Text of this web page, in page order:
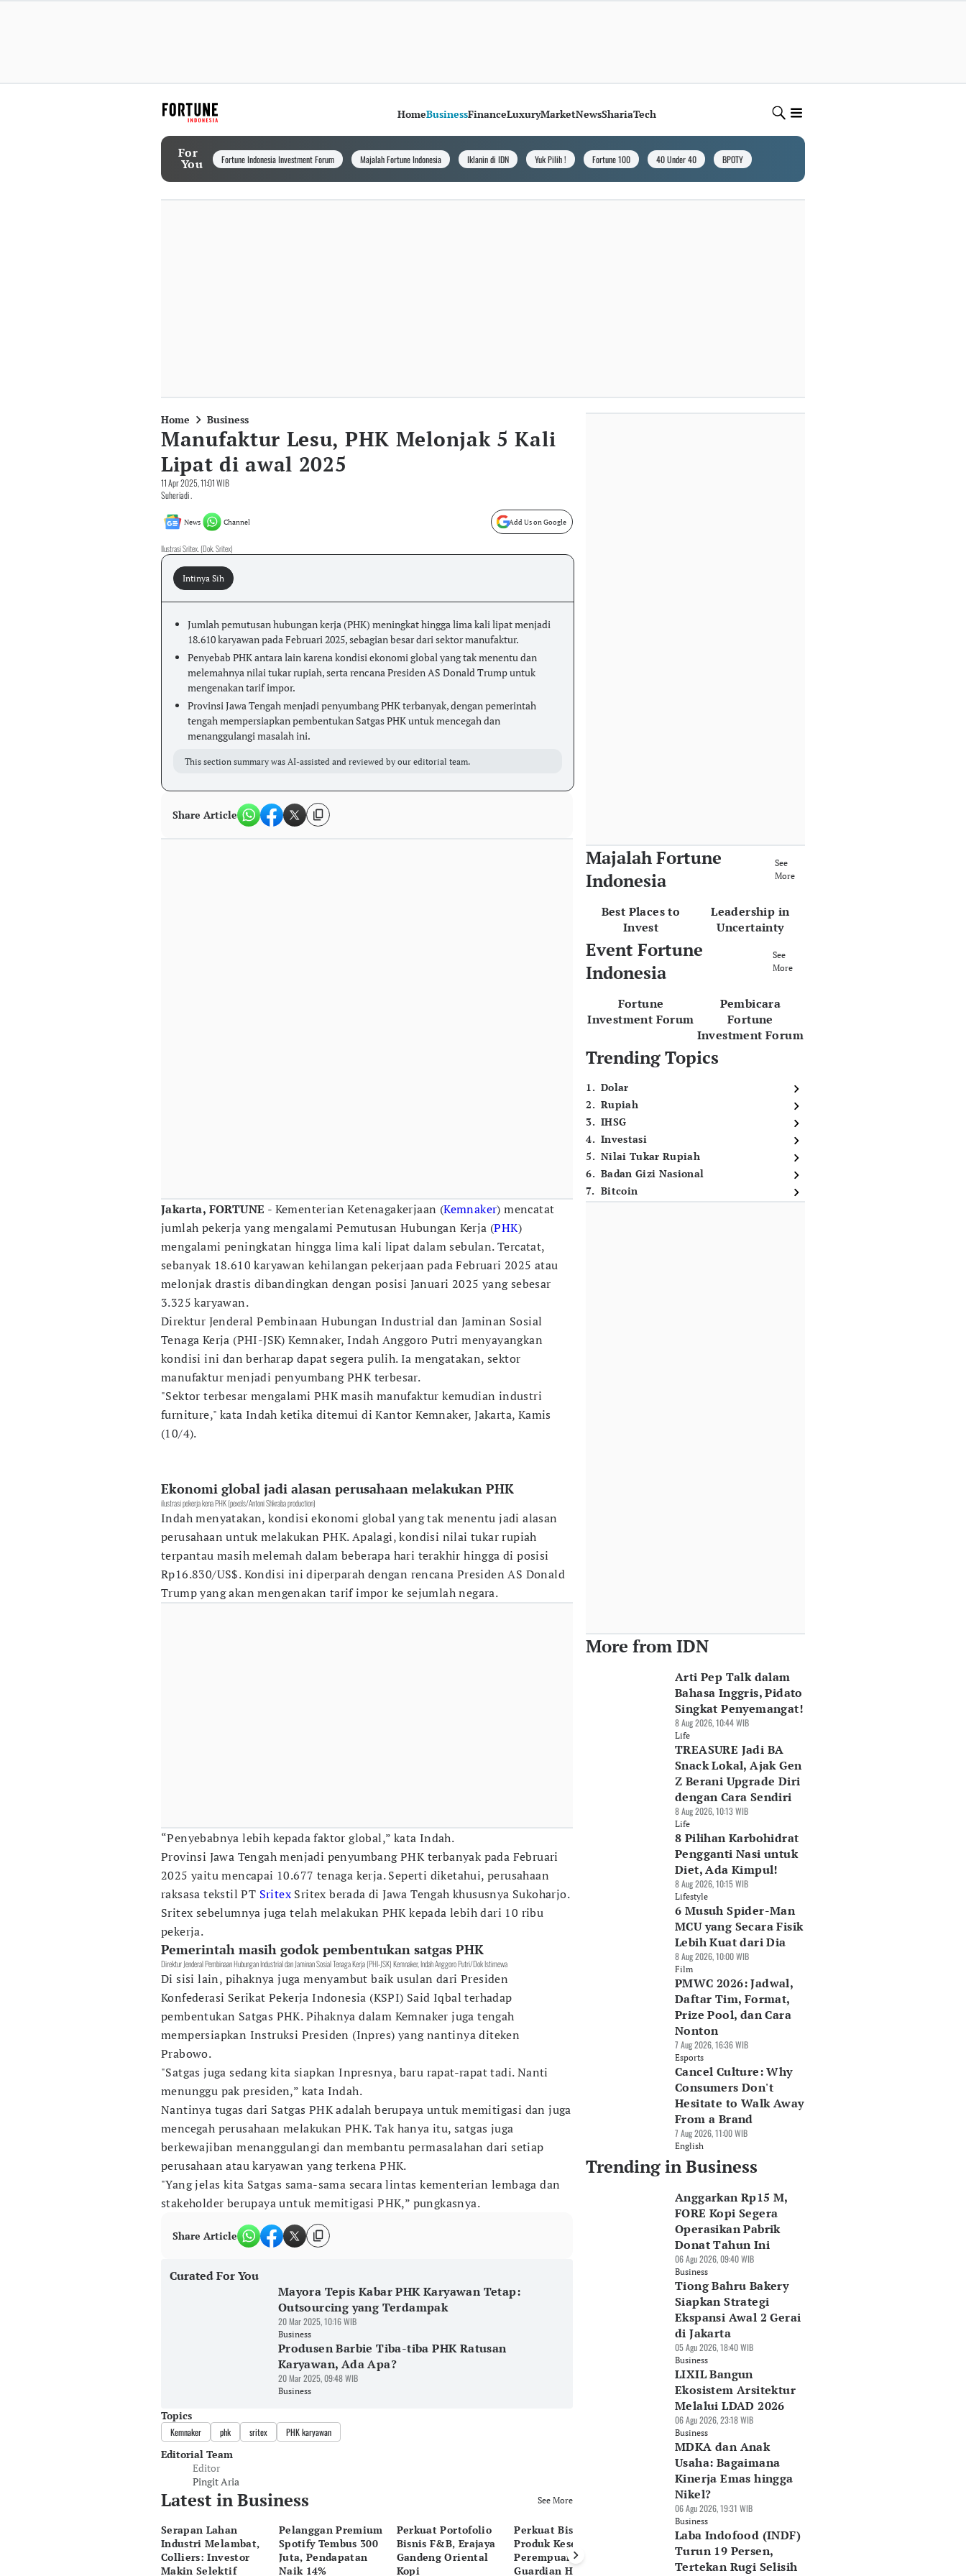
HomeBusinessFinanceLuxuryMarketNewsShariaTech
For
You Fortune Indonesia Investment Forum Majalah Fortune Indonesia Iklanin di IDN Yuk Pilih ! Fortune 100 40 Under 40 BPOTY
Home Business
Manufaktur Lesu, PHK Melonjak 5 Kali
Lipat di awal 2025
11 Apr 2025, 11:01 WIB
Suheriadi .
News Channel Add Us on Google
Ilustrasi Sritex. (Dok. Sritex)
Intinya Sih
Jumlah pemutusan hubungan kerja (PHK) meningkat hingga lima kali lipat menjadi
18.610 karyawan pada Februari 2025, sebagian besar dari sektor manufaktur.
Penyebab PHK antara lain karena kondisi ekonomi global yang tak menentu dan
melemahnya nilai tukar rupiah, serta rencana Presiden AS Donald Trump untuk
mengenakan tarif impor.
Provinsi Jawa Tengah menjadi penyumbang PHK terbanyak, dengan pemerintah
tengah mempersiapkan pembentukan Satgas PHK untuk mencegah dan
menanggulangi masalah ini.
This section summary was AI-assisted and reviewed by our editorial team.
Share Article
Jakarta, FORTUNE - Kementerian Ketenagakerjaan (Kemnaker) mencatat
jumlah pekerja yang mengalami Pemutusan Hubungan Kerja (PHK)
mengalami peningkatan hingga lima kali lipat dalam sebulan. Tercatat,
sebanyak 18.610 karyawan kehilangan pekerjaan pada Februari 2025 atau
melonjak drastis dibandingkan dengan posisi Januari 2025 yang sebesar
3.325 karyawan.
Direktur Jenderal Pembinaan Hubungan Industrial dan Jaminan Sosial
Tenaga Kerja (PHI-JSK) Kemnaker, Indah Anggoro Putri menyayangkan
kondisi ini dan berharap dapat segera pulih. Ia mengatakan, sektor
manufaktur menjadi penyumbang PHK terbesar.
"Sektor terbesar mengalami PHK masih manufaktur kemudian industri
furniture," kata Indah ketika ditemui di Kantor Kemnaker, Jakarta, Kamis
(10/4).
Ekonomi global jadi alasan perusahaan melakukan PHK
ilustrasi pekerja kena PHK (pexels/Antoni Shkraba production)
Indah menyatakan, kondisi ekonomi global yang tak menentu jadi alasan
perusahaan untuk melakukan PHK. Apalagi, kondisi nilai tukar rupiah
terpantau masih melemah dalam beberapa hari terakhir hingga di posisi
Rp16.830/US$. Kondisi ini diperparah dengan rencana Presiden AS Donald
Trump yang akan mengenakan tarif impor ke sejumlah negara.
“Penyebabnya lebih kepada faktor global,” kata Indah.
Provinsi Jawa Tengah menjadi penyumbang PHK terbanyak pada Februari
2025 yaitu mencapai 10.677 tenaga kerja. Seperti diketahui, perusahaan
raksasa tekstil PT Sritex Sritex berada di Jawa Tengah khususnya Sukoharjo.
Sritex sebelumnya juga telah melakukan PHK kepada lebih dari 10 ribu
pekerja.
Pemerintah masih godok pembentukan satgas PHK
Direktur Jenderal Pembinaan Hubungan Industrial dan Jaminan Sosial Tenaga Kerja (PHI-JSK) Kemnaker, Indah Anggoro Putri/Dok Istimewa
Di sisi lain, pihaknya juga menyambut baik usulan dari Presiden
Konfederasi Serikat Pekerja Indonesia (KSPI) Said Iqbal terhadap
pembentukan Satgas PHK. Pihaknya dalam Kemnaker juga tengah
mempersiapkan Instruksi Presiden (Inpres) yang nantinya diteken
Prabowo.
"Satgas juga sedang kita siapkan Inpresnya, baru rapat-rapat tadi. Nanti
menunggu pak presiden,” kata Indah.
Nantinya tugas dari Satgas PHK adalah berupaya untuk memitigasi dan juga
mencegah perusahaan melakukan PHK. Tak hanya itu, satgas juga
berkewajiban menanggulangi dan membantu permasalahan dari setiap
perusahaan atau karyawan yang terkena PHK.
"Yang jelas kita Satgas sama-sama secara lintas kementerian lembaga dan
stakeholder berupaya untuk memitigasi PHK,” pungkasnya.
Share Article
Curated For You
Mayora Tepis Kabar PHK Karyawan Tetap:
Outsourcing yang Terdampak
20 Mar 2025, 10:16 WIB
Business
Produsen Barbie Tiba-tiba PHK Ratusan
Karyawan, Ada Apa?
20 Mar 2025, 09:48 WIB
Business
Topics
Kemnaker phk sritex PHK karyawan
Editorial Team
Editor
Pingit Aria
Latest in Business See More
Serapan Lahan
Industri Melambat,
Colliers: Investor
Makin Selektif
Pelanggan Premium
Spotify Tembus 300
Juta, Pendapatan
Naik 14%
Perkuat Portofolio
Bisnis F&B, Erajaya
Gandeng Oriental
Kopi
Perkuat Bisnis
Produk Kesehatan
Perempuan,
Guardian Hadirkan
Alasan Isuzu Belum
Bawa Kendaraan
Niaga Listrik ke
Indonesia
Dorong Kinerja,
Daihatsu Rilis
Gebyar Merdeka dan
Fasilitas Layanan
Majalah Fortune
Indonesia
See
More
Best Places to
Invest
Leadership in
Uncertainty
Event Fortune
Indonesia
See
More
Fortune
Investment Forum
Pembicara
Fortune
Investment Forum
Trending Topics
1. Dolar
2. Rupiah
3. IHSG
4. Investasi
5. Nilai Tukar Rupiah
6. Badan Gizi Nasional
7. Bitcoin
More from IDN
Arti Pep Talk dalam
Bahasa Inggris, Pidato
Singkat Penyemangat!
8 Aug 2026, 10:44 WIB
Life
TREASURE Jadi BA
Snack Lokal, Ajak Gen
Z Berani Upgrade Diri
dengan Cara Sendiri
8 Aug 2026, 10:13 WIB
Life
8 Pilihan Karbohidrat
Pengganti Nasi untuk
Diet, Ada Kimpul!
8 Aug 2026, 10:15 WIB
Lifestyle
6 Musuh Spider-Man
MCU yang Secara Fisik
Lebih Kuat dari Dia
8 Aug 2026, 10:00 WIB
Film
PMWC 2026: Jadwal,
Daftar Tim, Format,
Prize Pool, dan Cara
Nonton
7 Aug 2026, 16:36 WIB
Esports
Cancel Culture: Why
Consumers Don't
Hesitate to Walk Away
From a Brand
7 Aug 2026, 11:00 WIB
English
Trending in Business
Anggarkan Rp15 M,
FORE Kopi Segera
Operasikan Pabrik
Donat Tahun Ini
06 Agu 2026, 09:40 WIB
Business
Tiong Bahru Bakery
Siapkan Strategi
Ekspansi Awal 2 Gerai
di Jakarta
05 Agu 2026, 18:40 WIB
Business
LIXIL Bangun
Ekosistem Arsitektur
Melalui LDAD 2026
06 Agu 2026, 23:18 WIB
Business
MDKA dan Anak
Usaha: Bagaimana
Kinerja Emas hingga
Nikel?
06 Agu 2026, 19:31 WIB
Business
Laba Indofood (INDF)
Turun 19 Persen,
Tertekan Rugi Selisih